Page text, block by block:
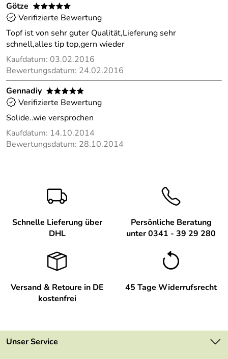
Götze
*****
Verifizierte Bewertung
Topf ist von sehr guter Qualität,Lieferung sehr
schnell,alles tip top,gern wieder
Kaufdatum: 03.02.2016
Bewertungsdatum: 24.02.2016
Gennadiy
*****
Verifizierte Bewertung
Solide..wie versprochen
Kaufdatum: 14.10.2014
Bewertungsdatum: 28.10.2014
Schnelle Lieferung über
DHL
Persönliche Beratung
unter 0341 - 39 29 280
Versand & Retoure in DE
kostenfrei
45 Tage Widerrufsrecht
Unser Service